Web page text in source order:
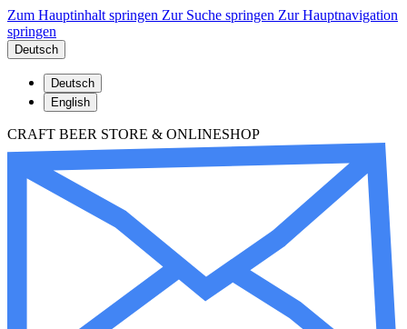
Zum Hauptinhalt springen Zur Suche springen Zur Hauptnavigation
springen
Deutsch
Deutsch
English
CRAFT BEER STORE & ONLINESHOP